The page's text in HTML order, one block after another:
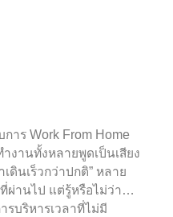
าร Work From Home
งานทั้งหลายพูดเป็นเสียง
ดินเร็วกว่าปกติ” หลาย
ผ่านไป แต่รู้หรือไม่ว่า…
บริหารเวลาที่ไม่มี